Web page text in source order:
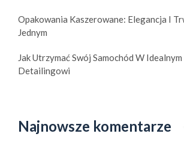
Opakowania Kaszerowane: Elegancja I
Jednym
Jak Utrzymać Swój Samochód W
Detailingowi
Najnowsze komentarze